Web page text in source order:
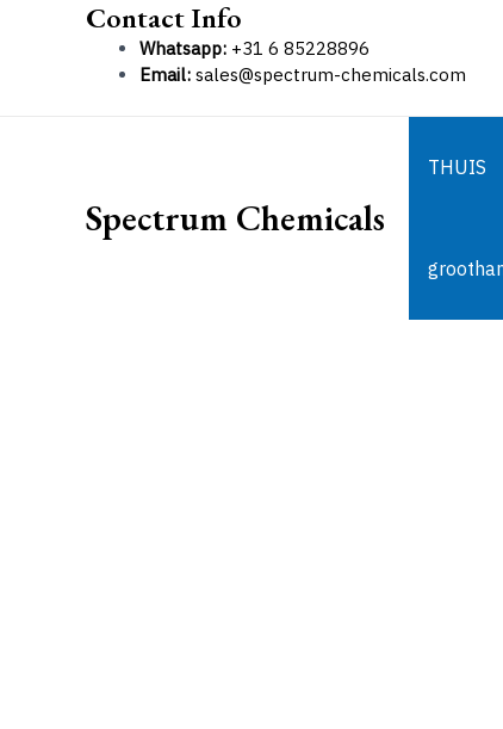
Contact Info
Whatsapp: +31 6 85228896
Email: sales@spectrum-chemicals.com
Spectrum Chemicals
THUIS